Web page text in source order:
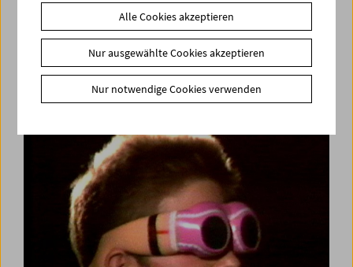
In Person: Onyeka Igwe
Alle Cookies akzeptieren
Nur ausgewählte Cookies akzeptieren
Nur notwendige Cookies verwenden